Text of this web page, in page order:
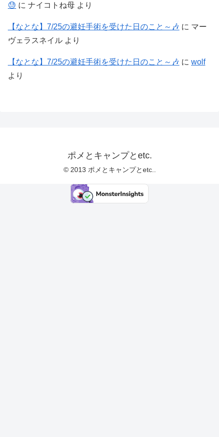
😓 に ナイコトね母 より
【なとな】7/25の避妊手術を受けた日のこと～🎶 に マー
ヴェラスネイル より
【なとな】7/25の避妊手術を受けた日のこと～🎶 に wolf
より
ポメとキャンプとetc.
© 2013 ポメとキャンプとetc..